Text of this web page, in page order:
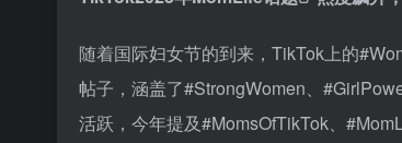
随着国际妇女节的到来，TikTok上的
帖子，涵盖了#StrongWomen、
活跃，今年提及#MomsOfTikTok、